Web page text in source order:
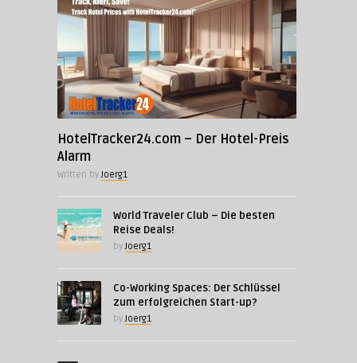
HotelTracker24.com – Der Hotel-Preis
Alarm
Written byJoerg1
World Traveler Club – Die besten
Reise Deals!
byJoerg1
Co-Working Spaces: Der Schlüssel
zum erfolgreichen Start-up?
byJoerg1